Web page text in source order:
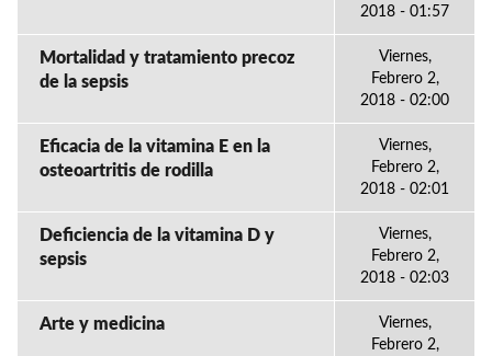
2018 - 01:57
Mortalidad y tratamiento precoz
de la sepsis
Viernes,
Febrero 2,
2018 - 02:00
Eficacia de la vitamina E en la
osteoartritis de rodilla
Viernes,
Febrero 2,
2018 - 02:01
Deficiencia de la vitamina D y
sepsis
Viernes,
Febrero 2,
2018 - 02:03
Arte y medicina
Viernes,
Febrero 2,